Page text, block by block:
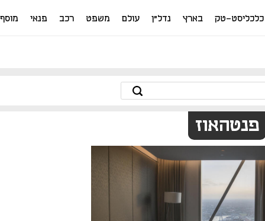
כלכליסט-טק בארץ נדל"ן עולם משפט רכב פנאי מוסף
פנטהאוז